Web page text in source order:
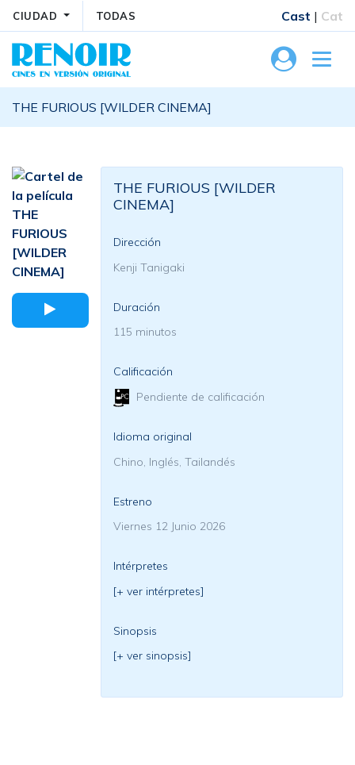
CIUDAD TODAS Cast | Cat
THE FURIOUS [WILDER CINEMA]
THE FURIOUS [WILDER
CINEMA]
Dirección
Kenji Tanigaki
Duración
115 minutos
Calificación
Pendiente de calificación
Idioma original
Chino, Inglés, Tailandés
Estreno
Viernes 12 Junio 2026
Intérpretes
[+ ver intérpretes]
Sinopsis
[+ ver sinopsis]